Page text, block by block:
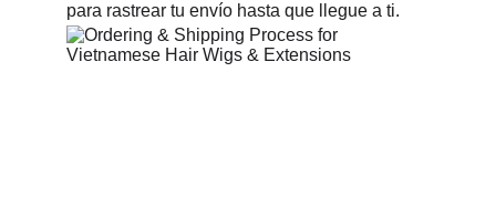
para rastrear tu envío hasta que llegue a ti.